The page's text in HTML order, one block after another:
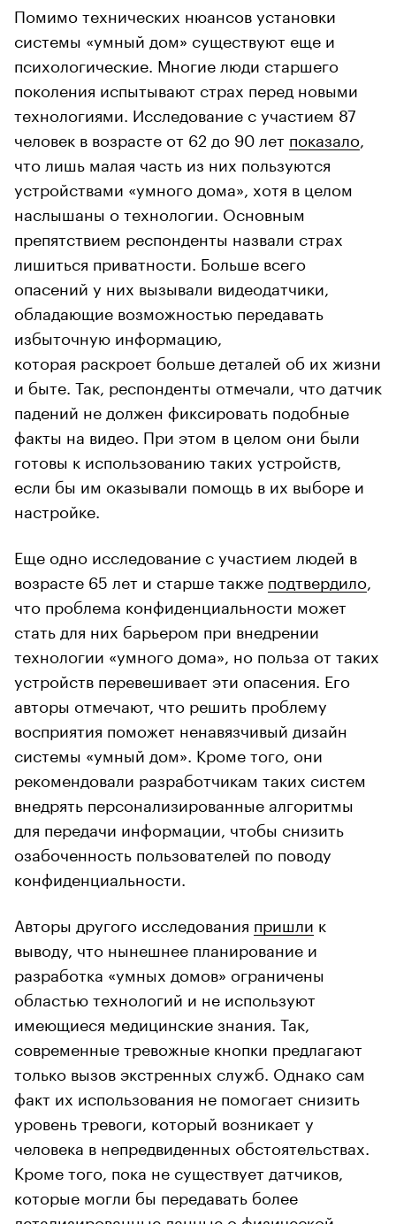
Помимо технических нюансов установки
системы «умный дом» существуют еще и
психологические. Многие люди старшего
поколения испытывают страх перед новыми
технологиями. Исследование с участием 87
человек в возрасте от 62 до 90 лет показало
что лишь малая часть из них пользуются
устройствами «умного дома», хотя в целом
наслышаны о технологии. Основным
препятствием респонденты назвали страх
лишиться приватности. Больше всего
опасений у них вызывали видеодатчики,
обладающие возможностью передавать
избыточную информацию,
которая раскроет больше деталей об их жизни
и быте. Так, респонденты отмечали, что датчик
падений не должен фиксировать подобные
факты на видео. При этом в целом они были
готовы к использованию таких устройств,
если бы им оказывали помощь в их выборе и
настройке.
Еще одно исследование с участием людей в
возрасте 65 лет и старше также подтвердило
что проблема конфиденциальности может
стать для них барьером при внедрении
технологии «умного дома», но польза от таких
устройств перевешивает эти опасения. Его
авторы отмечают, что решить проблему
восприятия поможет ненавязчивый дизайн
системы «умный дом». Кроме того, они
рекомендовали разработчикам таких систем
внедрять персонализированные алгоритмы
для передачи информации, чтобы снизить
озабоченность пользователей по поводу
конфиденциальности.
Авторы другого исследования пришли к
выводу, что нынешнее планирование и
разработка «умных домов» ограничены
областью технологий и не используют
имеющиеся медицинские знания. Так,
современные тревожные кнопки предлагают
только вызов экстренных служб. Однако сам
факт их использования не помогает снизить
уровень тревоги, который возникает у
человека в непредвиденных обстоятельствах.
Кроме того, пока не существует датчиков,
которые могли бы передавать более